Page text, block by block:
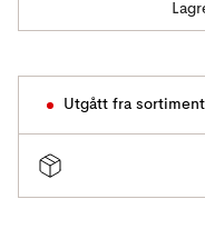
Utgått fra